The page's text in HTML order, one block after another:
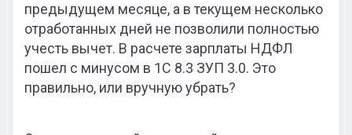
предыдущем месяце, а в текущем несколько
отработанных дней не позволили полностью
учесть вычет. В расчете зарплаты НДФЛ
пошел с минусом в 1С 8.3 ЗУП 3.0. Это
правильно, или вручную убрать?